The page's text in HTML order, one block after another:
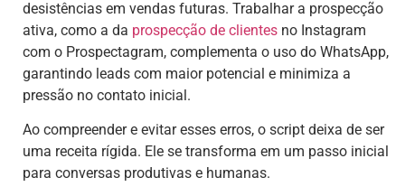
desistências em vendas futuras. Trabalhar a prospecção
ativa, como a da prospecção de clientes no Instagram
com o Prospectagram, complementa o uso do WhatsApp,
garantindo leads com maior potencial e minimiza a
pressão no contato inicial.
Ao compreender e evitar esses erros, o script deixa de ser
uma receita rígida. Ele se transforma em um passo inicial
para conversas produtivas e humanas.